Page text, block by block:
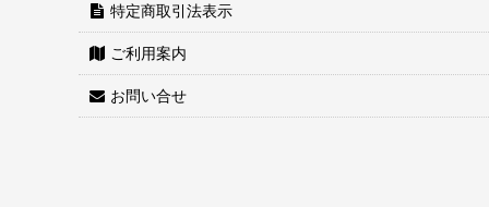
特定商取引法表示
ご利用案内
お問い合せ